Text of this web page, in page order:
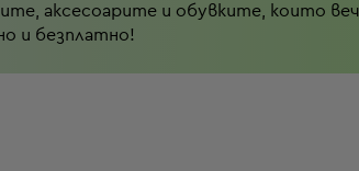
аксесоарите и обувките, които
и безплатно!